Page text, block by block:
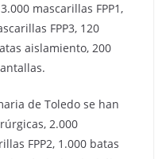
mascarillas FPP1,
FPP3, 120
aislamiento, 200
de Toledo se han
2.000
FPP2, 1.000 batas